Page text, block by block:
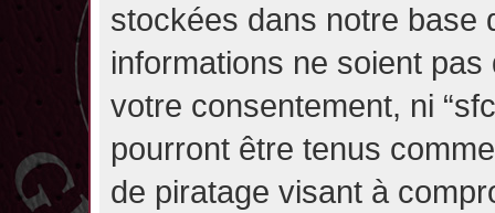
stockées dans notre base
informations ne soient
votre consentement, ni
pourront être tenus
de piratage visant à